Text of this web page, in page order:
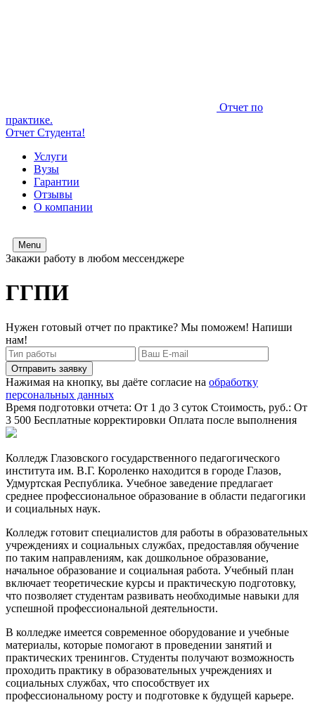
Отчет по
практике.
Отчет Студента!
Услуги
Вузы
Гарантии
Отзывы
О компании
Menu
Закажи работу в любом мессенджере
ГГПИ
Нужен готовый отчет по практике? Мы поможем! Напиши
нам!
Отправить заявку
Нажимая на кнопку, вы даёте согласие на обработку
персональных данных
Время подготовки отчета: От 1 до 3 суток Стоимость, руб.: От
3 500 Бесплатные корректировки Оплата после выполнения
Колледж Глазовского государственного педагогического
института им. В.Г. Короленко находится в городе Глазов,
Удмуртская Республика. Учебное заведение предлагает
среднее профессиональное образование в области педагогики
и социальных наук.
Колледж готовит специалистов для работы в образовательных
учреждениях и социальных службах, предоставляя обучение
по таким направлениям, как дошкольное образование,
начальное образование и социальная работа. Учебный план
включает теоретические курсы и практическую подготовку,
что позволяет студентам развивать необходимые навыки для
успешной профессиональной деятельности.
В колледже имеется современное оборудование и учебные
материалы, которые помогают в проведении занятий и
практических тренингов. Студенты получают возможность
проходить практику в образовательных учреждениях и
социальных службах, что способствует их
профессиональному росту и подготовке к будущей карьере.